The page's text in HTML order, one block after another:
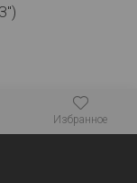
Избранное